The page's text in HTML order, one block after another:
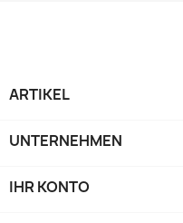
ARTIKEL
UNTERNEHMEN
IHR KONTO